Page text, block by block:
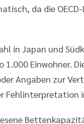
da die
in Japan und
1.000 Einwohner.
Angaben zur
Fehlinterpretation